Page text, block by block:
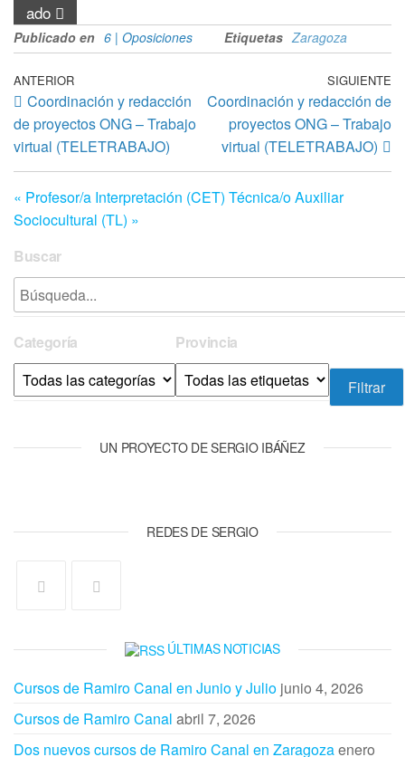
ado
Publicado en 6 | Oposiciones Etiquetas Zaragoza
Navegación
de
entradas
Entrada
anterior
ANTERIOR
Coordinación y redacción
de proyectos ONG – Trabajo
virtual (TELETRABAJO)
SIGUIENTE
Coordinación y redacción de
proyectos ONG – Trabajo
virtual (TELETRABAJO)
« Profesor/a Interpretación (CET) Técnica/o Auxiliar
Sociocultural (TL) »
Buscar
Categoría Provincia
UN PROYECTO DE SERGIO IBÁÑEZ
REDES DE SERGIO
ÚLTIMAS NOTICIAS
Cursos de Ramiro Canal en Junio y Julio junio 4, 2026
Cursos de Ramiro Canal abril 7, 2026
Dos nuevos cursos de Ramiro Canal en Zaragozaenero